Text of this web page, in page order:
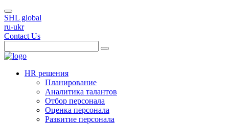
SHL global
ru-ukr
Contact Us
HR решения
Планирование
Аналитика талантов
Отбор персонала
Оценка персонала
Развитие персонала